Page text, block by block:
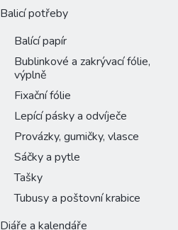
Balicí potřeby
Balící papír
Bublinkové a zakrývací fólie,
výplně
Fixační fólie
Lepící pásky a odvíječe
Provázky, gumičky, vlasce
Sáčky a pytle
Tašky
Tubusy a poštovní krabice
Diáře a kalendáře